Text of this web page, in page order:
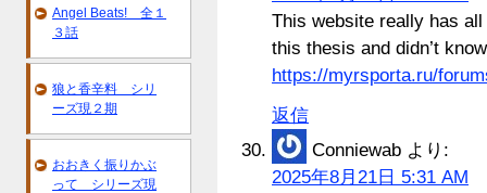
This website really has
this thesis and didn’t
https://myrsporta.ru/
返信
Conniewab より:
2025年8月21日 5:31 AM
Angel Beats! 全１
３話
狼と香辛料 シリ
ーズ現２期
おおきく振りかぶ
って シリーズ現